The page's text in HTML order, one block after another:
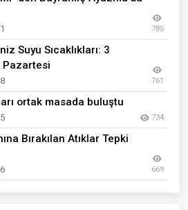
785
Suyu Sıcaklıkları: 3
Pazartesi
761
ortak masada buluştu
734
Bırakılan Atıklar Tepki
669